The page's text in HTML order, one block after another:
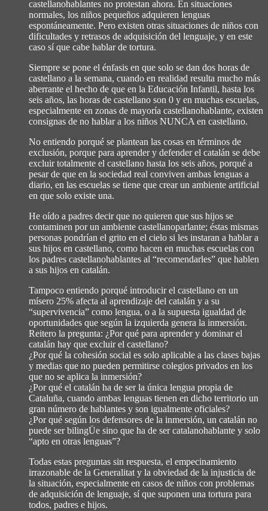
castellanohablantes no protestan ahora. En situaciones
normales, los niños pequeños adquieren lenguas
espontáneamente. Pero existen otras situaciones de niños con
dificultades y retrasos de adquisición del lenguaje, y en este
caso sí que cabe hablar de tortura.
Siempre se pone el énfasis en que solo se dan dos horas de
castellano a la semana, cuando en realidad resulta mucho más
aberrante el hecho de que en la Educación Infantil, hasta los
seis años, las horas de castellano son 0 y en muchas escuelas,
especialmente en zonas de mayoría castellanohablante, existen
consignas de no hablar a los niños NUNCA en castellano.
No entiendo porqué se plantean las cosas en términos de
exclusión, porque para aprender y defender el catalán se debe
excluir totalmente el castellano hasta los seis años, porqué a
pesar de que en la sociedad real conviven ambas lenguas a
diario, en las escuelas se tiene que crear un ambiente artificial
en que solo existe una.
He oído a padres decir que no quieren que sus hijos se
contaminen por un ambiente castellanoparlante; éstas mismas
personas pondrían el grito en el cielo si les instaran a hablar a
sus hijos en castellano, como hacen en muchas escuelas con
los padres castellanohablantes al “recomendarles” que hablen
a sus hijos en catalán.
Tampoco entiendo porqué introducir el castellano en un
mísero 25% afecta al aprendizaje del catalán y a su
“supervivencia” como lengua, o a la supuesta igualdad de
oportunidades que según la izquierda genera la inmersión.
Reitero la pregunta: ¿Por qué para aprender y dominar el
catalán hay que excluir el castellano?
¿Por qué la cohesión social es solo aplicable a las clases bajas
y medias que no pueden permitirse colegios privados en los
que no se aplica la inmersión?
¿Por qué el catalán ha de ser la única lengua propia de
Cataluña, cuando ambas lenguas tienen en dicho territorio un
gran número de hablantes y son igualmente oficiales?
¿Por qué según los defensores de la inmersión, un catalán no
puede ser bilingÜe sino que ha de ser catalanohablante y solo
“apto en otras lenguas”?
Todas estas preguntas sin respuesta, el empecinamiento
irrazonable de la Generalitat y la obviedad de la injusticia de
la situación, especialmente en casos de niños con problemas
de adquisición de lenguaje, sí que suponen una tortura para
todos, padres e hijos.